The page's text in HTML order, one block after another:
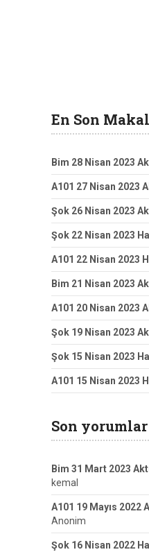
En Son
Bim 28 Nisan 2023
A101 27 Nisan 2023
Şok 26 Nisan 2023
Şok 22 Nisan 2023
A101 22 Nisan 2023
Bim 21 Nisan 2023
A101 20 Nisan 2023
Şok 19 Nisan 2023
Şok 15 Nisan 2023
A101 15 Nisan 2023
Son yorumlar
Bim 31 Mart 2023
kemal
A101 19 Mayıs 2022
Anonim
Şok 16 Nisan 2022